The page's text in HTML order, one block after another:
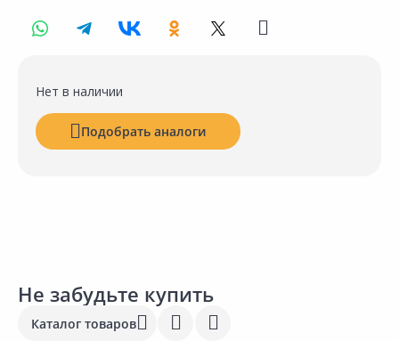
Нет в наличии
Подобрать аналоги
Не забудьте купить
Каталог товаров